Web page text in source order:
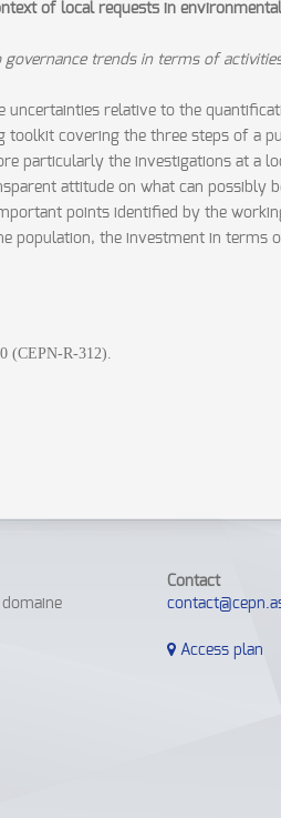
of local requests in
trends in terms of
uncertainties relative to the
toolkit covering the three steps of a
particularly the investigations at a
attitude on what can
points identified by the
population, the investment in
(CEPN-R-312).
Contact
Access plan